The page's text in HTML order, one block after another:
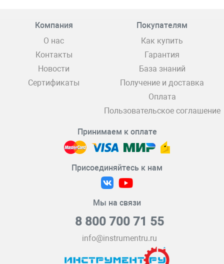
Компания
О нас
Контакты
Новости
Сертификаты
Покупателям
Как купить
Гарантия
База знаний
Получение и доставка
Оплата
Пользовательское соглашение
Принимаем к оплате
Присоединяйтесь к нам
Мы на связи
8 800 700 71 55
info@instrumentru.ru